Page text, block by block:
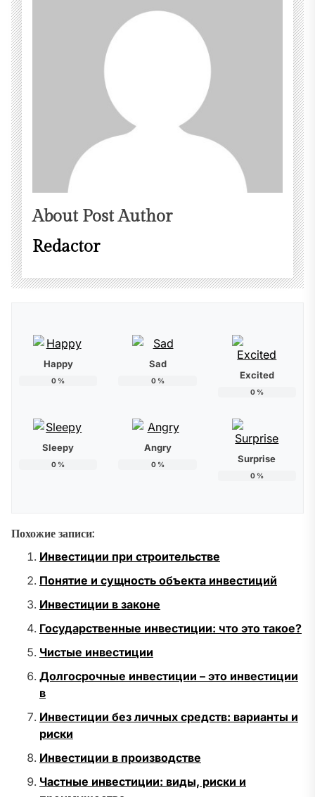
About Post Author
Redactor
Happy
0 %
Sad
0% Excited
0%
Sleepy
0 %
Angry
0% Surprise
0%
Похожие записи:
Инвестиции при строительстве
Понятие и сущность объекта инвестиций
Инвестиции в законе
Государственные инвестиции: что это такое?
Чистые инвестиции
Долгосрочные инвестиции – это инвестиции
в
Инвестиции без личных средств: варианты и
риски
Инвестиции в производстве
Частные инвестиции: виды, риски и